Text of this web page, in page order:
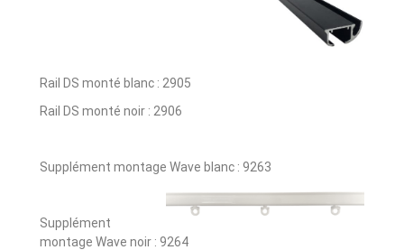
Rail DS monté blanc : 2905
Rail DS monté noir : 2906
Supplément montage Wave blanc : 9263
Supplément
montage Wave noir : 9264